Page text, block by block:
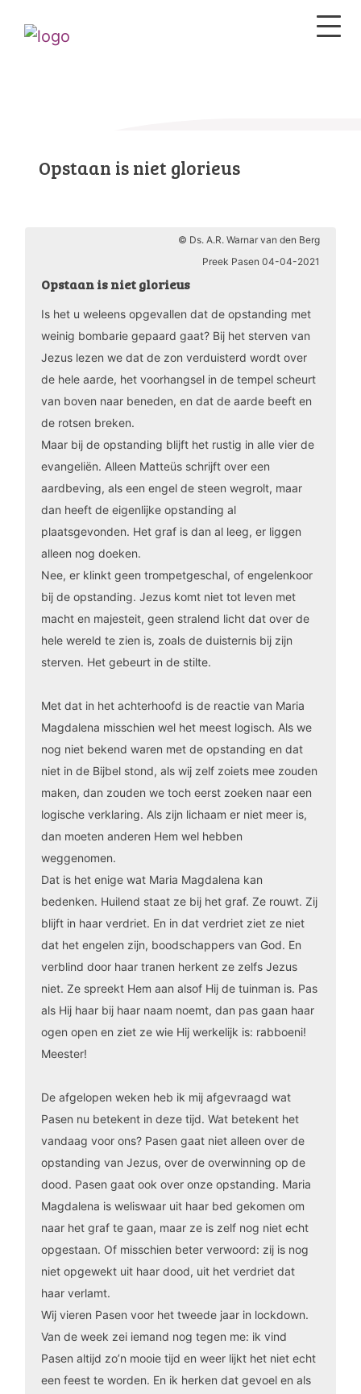
Opstaan is niet glorieus
© Ds. A.R. Warnar van den Berg
Preek Pasen 04-04-2021
Opstaan is niet glorieus
Is het u weleens opgevallen dat de opstanding met
weinig bombarie gepaard gaat? Bij het sterven van
Jezus lezen we dat de zon verduisterd wordt over
de hele aarde, het voorhangsel in de tempel scheurt
van boven naar beneden, en dat de aarde beeft en
de rotsen breken.
Maar bij de opstanding blijft het rustig in alle vier de
evangeliën. Alleen Matteüs schrijft over een
aardbeving, als een engel de steen wegrolt, maar
dan heeft de eigenlijke opstanding al
plaatsgevonden. Het graf is dan al leeg, er liggen
alleen nog doeken.
Nee, er klinkt geen trompetgeschal, of engelenkoor
bij de opstanding. Jezus komt niet tot leven met
macht en majesteit, geen stralend licht dat over de
hele wereld te zien is, zoals de duisternis bij zijn
sterven. Het gebeurt in de stilte.
Met dat in het achterhoofd is de reactie van Maria
Magdalena misschien wel het meest logisch. Als we
nog niet bekend waren met de opstanding en dat
niet in de Bijbel stond, als wij zelf zoiets mee zouden
maken, dan zouden we toch eerst zoeken naar een
logische verklaring. Als zijn lichaam er niet meer is,
dan moeten anderen Hem wel hebben
weggenomen.
Dat is het enige wat Maria Magdalena kan
bedenken. Huilend staat ze bij het graf. Ze rouwt. Zij
blijft in haar verdriet. En in dat verdriet ziet ze niet
dat het engelen zijn, boodschappers van God. En
verblind door haar tranen herkent ze zelfs Jezus
niet. Ze spreekt Hem aan alsof Hij de tuinman is. Pas
als Hij haar bij haar naam noemt, dan pas gaan haar
ogen open en ziet ze wie Hij werkelijk is: rabboeni!
Meester!
De afgelopen weken heb ik mij afgevraagd wat
Pasen nu betekent in deze tijd. Wat betekent het
vandaag voor ons? Pasen gaat niet alleen over de
opstanding van Jezus, over de overwinning op de
dood. Pasen gaat ook over onze opstanding. Maria
Magdalena is weliswaar uit haar bed gekomen om
naar het graf te gaan, maar ze is zelf nog niet echt
opgestaan. Of misschien beter verwoord: zij is nog
niet opgewekt uit haar dood, uit het verdriet dat
haar verlamt.
Wij vieren Pasen voor het tweede jaar in lockdown.
Van de week zei iemand nog tegen me: ik vind
Pasen altijd zo’n mooie tijd en weer lijkt het niet echt
een feest te worden. En ik herken dat gevoel en als